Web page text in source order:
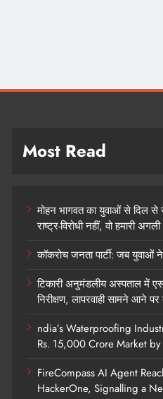
Most Read
मोहन भागवत का युवाओं से दिल से
राष्ट्र-विरोधी नहीं, वो हमारी अगली
कॉकरोच जनता पार्टी: जब युवाओं
टिकारी अनुमंडलीय अस्पताल में
निरीक्षण, लापरवाही सामने आने पर
ndia’s Waterproofing
Rs. 15,000 Crore Market
FireCompass AI Agent
HackerOne, Signalling a